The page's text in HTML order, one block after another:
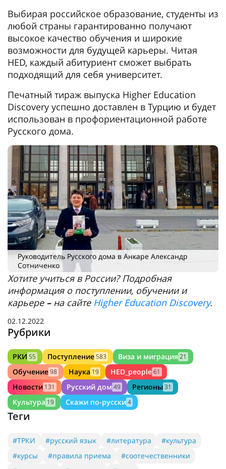
Выбирая российское образование, студенты из
любой страны гарантированно получают
высокое качество обучения и широкие
возможности для будущей карьеры. Читая
HED, каждый абитуриент сможет выбрать
подходящий для себя университет.
Печатный тираж выпуска Higher Education
Discovery успешно доставлен в Турцию и будет
использован в профориентационной работе
Русского дома.
Руководитель Русского дома в Анкаре Александр
Сотниченко
Хотите учиться в России? Подробная
информация о поступлении, обучении и
карьере –на сайте Higher Education Discovery.
02.12.2022
Рубрики
РКИ 55 Поступление583 Виза и миграция 21
Обучение98 Наука 19 HED_people61
Новости 131 Русский дом 49 Регионы31
Культура 19 Скажи по-русски4
Теги
#ТРКИ #русский язык #литература
#культура
#курсы
#правила приема
#соотечественники